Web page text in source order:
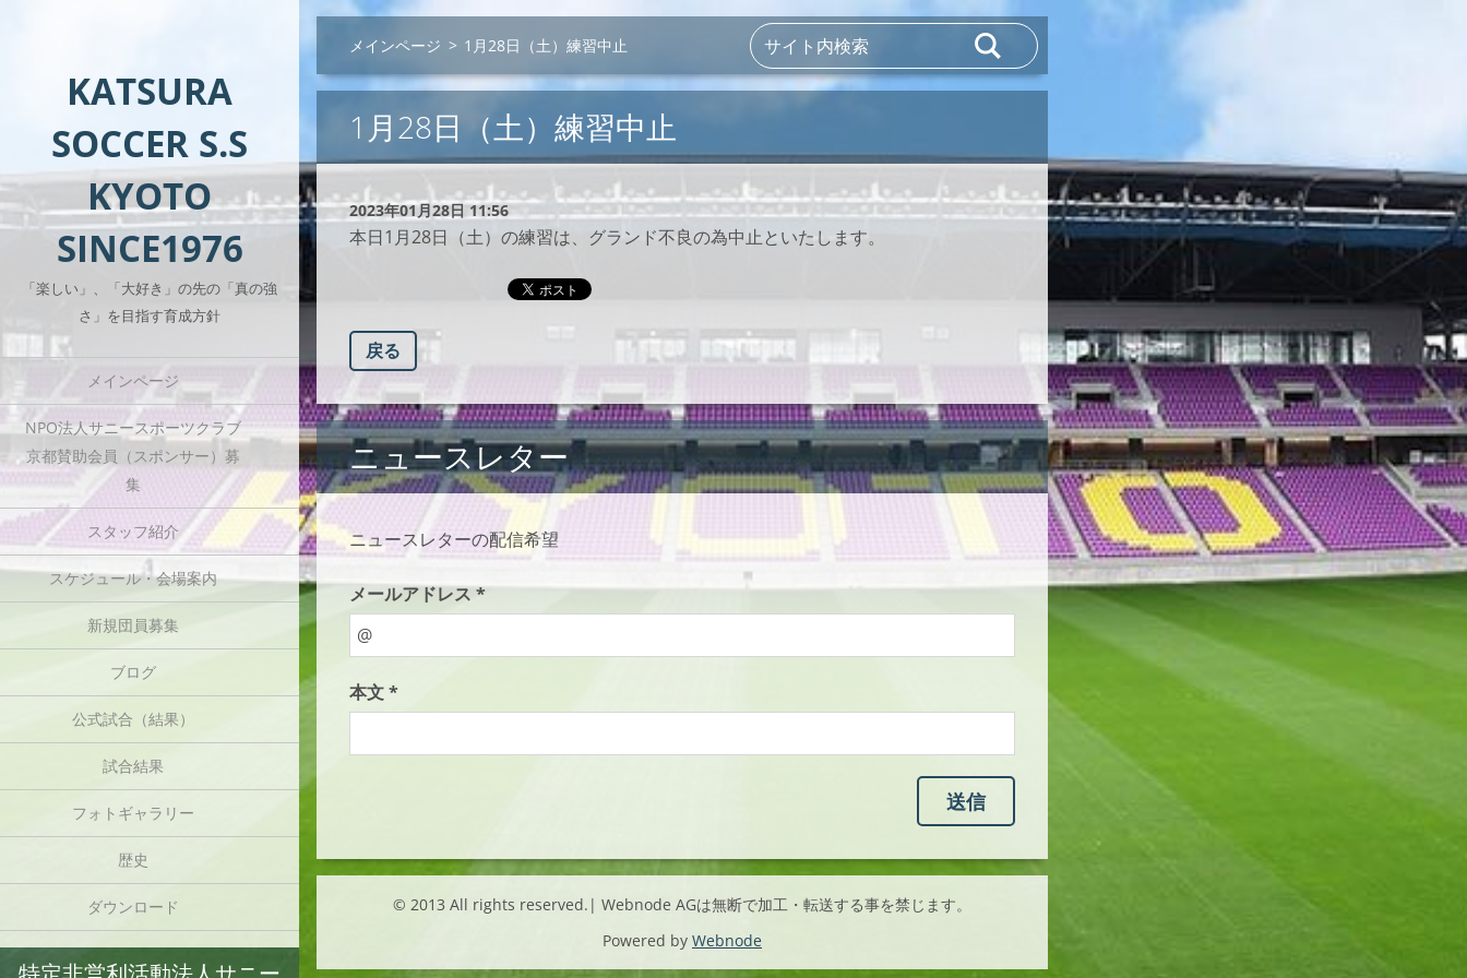
KATSURA
SOCCER S.S
KYOTO
SINCE1976
「楽しい」、「大好き」の先の「真の強
さ」を目指す育成方針
メインページ
NPO法人サニースポーツクラブ
京都賛助会員（スポンサー）募
集
スタッフ紹介
スケジュール・会場案内
新規団員募集
ブログ
公式試合（結果）
試合結果
フォトギャラリー
歴史
ダウンロード
メインページ > 1月28日（土）練習中止
1月28日（土）練習中止
2023年01月28日 11:56
本日1月28日（土）の練習は、グランド不良の為中止といたします。
戻る
ニュースレター
ニュースレターの配信希望
メールアドレス *
本文 *
© 2013 All rights reserved.| Webnode AGは無断で加工・転送する事を禁じます。
Powered by Webnode